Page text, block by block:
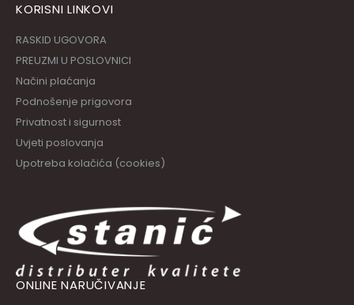
KORISNI LINKOVI
RASKID UGOVORA
PREUZMI U POSLOVNICI
Načini plaćanja
Podnošenje prigovora
Privatnost i sigurnost
Uvjeti poslovanja
Upotreba kolačića (cookies)
ONLINE NARUČIVANJE